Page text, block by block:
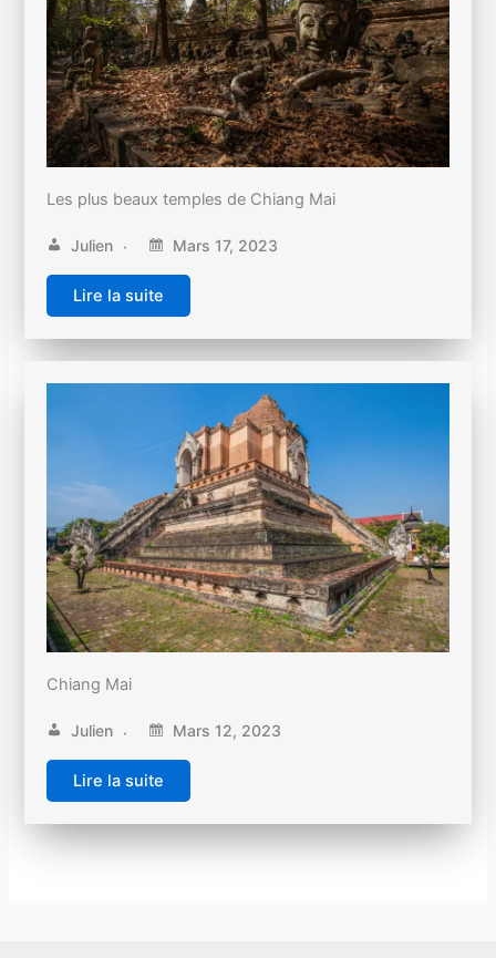
Les plus beaux temples de Chiang Mai
Julien Mars 17, 2023
Lire la suite
Chiang Mai
Julien Mars 12, 2023
Lire la suite